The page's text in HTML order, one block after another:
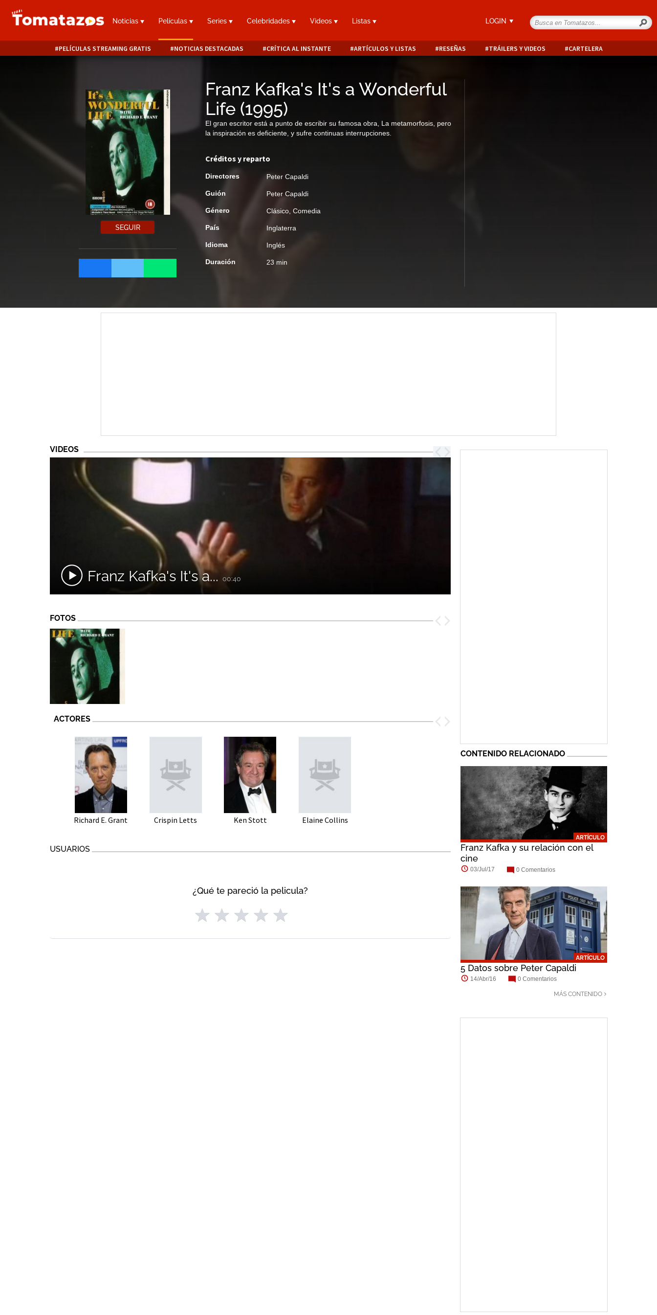
Noticias Películas Series Celebridades Videos Listas LOGIN
PELÍCULAS STREAMING GRATIS NOTICIAS DESTACADAS CRÍTICA AL INSTANTE ARTÍCULOS Y LISTAS RESEÑAS TRÁILERS Y VIDEOS CARTELERA
SEGUIR
Franz Kafka's It's a Wonderful
Life (1995)
El gran escritor está a punto de escribir su famosa obra, La metamorfosis, pero
la inspiración es deficiente, y sufre continuas interrupciones.
Créditos y reparto
Directores Peter Capaldi
Guión Peter Capaldi
Género Clásico Comedia
País Inglaterra
Idioma Inglés
Duración 23 min
VIDEOS
Franz Kafka's It's a... 00:40
FOTOS
ACTORES
Richard E. Grant Crispin Letts Ken Stott Elaine Collins
USUARIOS
¿Qué te pareció la pelicula?
CONTENIDO RELACIONADO
ARTÍCULO
Franz Kafka y su relación con el
cine
03/Jul/17 0 Comentarios
ARTÍCULO
5 Datos sobre Peter Capaldi
14/Abr/16 0 Comentarios
MÁS CONTENIDO